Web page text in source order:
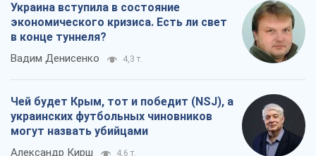
Украина вступила в состояние
экономического кризиса. Есть ли свет
в конце туннеля?
Вадим Денисенко 4,3 т.
Чей будет Крым, тот и победит (NSJ), а
украинских футбольных чиновников
могут назвать убийцами
Александр Кирш 4,6 т.